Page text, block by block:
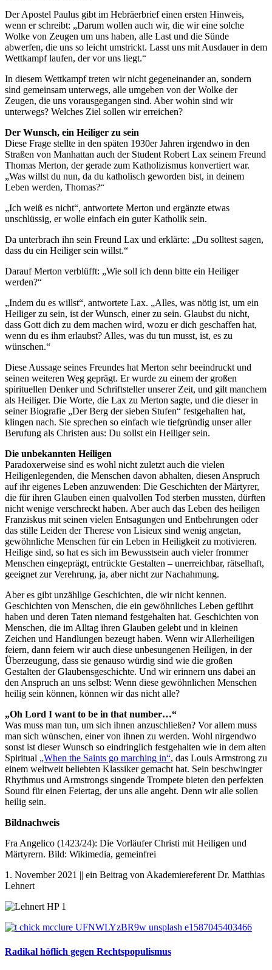
Der Apostel Paulus gibt im Hebräerbrief einen ersten Hinweis,
wenn er schreibt: „Darum wollen auch wir, die wir eine solche
Wolke von Zeugen um uns haben, alle Last und die Sünde
abwerfen, die uns so leicht umstrickt. Lasst uns mit Ausdauer in dem
Wettkampf laufen, der vor uns liegt.“
In diesem Wettkampf treten wir nicht gegeneinander an, sondern
sind gemeinsam unterwegs, alle umgeben von der Wolke der
Zeugen, die uns vorausgegangen sind. Aber wohin sind wir
unterwegs? Welches Ziel sollen wir erreichen?
Der Wunsch, ein Heiliger zu sein
Diese Frage stellte in den späten 1930er Jahren irgendwo in den
Straßen von Manhattan auch der Student Robert Lax seinem Freund
Thomas Merton, der gerade zum Katholizismus konvertiert war.
„Was willst du nun, da du katholisch geworden bist, in deinem
Leben werden, Thomas?“
„Ich weiß es nicht“, antwortete Merton und ergänzte etwas
unschlüssig, er wolle einfach ein guter Katholik sein.
Da unterbrach ihn sein Freund Lax und erklärte: „Du solltest sagen,
dass du ein Heiliger sein willst.“
Darauf Merton verblüfft: „Wie soll ich denn bitte ein Heiliger
werden?“
„Indem du es willst“, antwortete Lax. „Alles, was nötig ist, um ein
Heiliger zu sein, ist der Wunsch, einer zu sein. Glaubst du nicht,
dass Gott dich zu dem machen wird, wozu er dich geschaffen hat,
wenn du es ihm erlaubst? Alles, was du tun musst, ist, es zu
wünschen.“
Diese Aussage seines Freundes hat Merton sehr beeindruckt und
seinen weiteren Weg geprägt. Er wurde zu einem der großen
spirituellen Denker und Schriftsteller unserer Zeit, und gilt manchem
als Heiliger. Die Worte, die Lax zu Merton sagte, und die dieser in
seiner Biografie „Der Berg der sieben Stufen“ festgehalten hat,
klingen nach. Sie sprechen so einfach wie tiefgründig unser aller
Berufung als Christen aus: Du sollst ein Heiliger sein.
Die unbekannten Heiligen
Paradoxerweise sind es wohl nicht zuletzt auch die vielen
Heiligenlegenden, die Menschen davon abhalten, diesen Anspruch
auf ihr eigenes Leben anzuwenden: Die Geschichten der Märtyrer,
die für ihren Glauben einen qualvollen Tod sterben mussten, dürften
nicht wenige verschreckt haben. Aber auch das Leben des heiligen
Franziskus mit seinen vielen Entsagungen und Entbehrungen oder
das stille Leiden der Therese von Lisieux sind wenig angetan,
gewöhnliche Menschen für ein Leben in Heiligkeit zu motivieren.
Heilige sind, so hat es sich im Bewusstsein auch vieler frommer
Menschen eingeprägt, entrückte Gestalten – unerreichbar, rätselhaft,
geeignet zur Verehrung, ja, aber nicht zur Nachahmung.
Aber es gibt unzählige Geschichten, die wir nicht kennen.
Geschichten von Menschen, die ein gewöhnliches Leben geführt
haben und deren Taten niemand festgehalten hat. Geschichten von
Menschen, die im Alltag ihren Glauben gelebt und in kleinen
Zeichen und Handlungen bezeugt haben. Wenn wir Allerheiligen
feiern, dann feiern wir auch diese unbesungenen Heiligen, in der
Überzeugung, dass sie genauso würdig sind wie die großen
Gestalten der Glaubensgeschichte. Und wir erinnern uns dabei an
den Anspruch an uns selbst: Wenn diese gewöhnlichen Menschen
heilig sein können, können wir das nicht alle?
„Oh Lord I want to be in that number…“
Was muss man tun, um sich ihnen anzuschließen? Vor allem muss
man sich wünschen, einer von ihnen zu werden. Wohl nirgendwo
sonst ist dieser Wunsch so eindringlich festgehalten wie in dem alten
Spiritual „When the Saints go marching in“, das Louis Armstrong zu
einem weltweit beliebten Klassiker gemacht hat. Sein beschwingter
Rhythmus und Armstrongs singende Trompete bieten den perfekten
Sound für einen Feiertag, der uns alle angeht. Denn wir alle sollen
heilig sein.
Bildnachweis
Fra Angelico (1423/24): Die Vorläufer Christi mit Heiligen und
Märtyrern. Bild: Wikimedia, gemeinfrei
1. November 2021 || ein Beitrag von Akademiereferent Dr. Matthias
Lehnert
Radikal höflich gegen Rechtspopulismus